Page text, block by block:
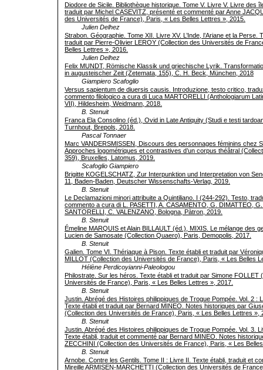
Diodore de Sicile. Bibliothèque historique. Tome V. Livre V. Livre des
traduit par Michel CASEVITZ, présenté et commenté par Anne
des Universités de France), Paris, « Les Belles Lettres », 2015.
Julien Delhez
Strabon. Géographie. Tome XII. Livre XV. L’Inde, l’Ariane et la Perse.
traduit par Pierre-Olivier LEROY (Collection des Universités de
Belles Lettres », 2016.
Julien Delhez
Felix MUNDT, Römische Klassik und griechische Lyrik.
in augusteischer Zeit (Zetemata, 155), C. H. Beck, München, 2018
Giampiero Scafoglio
Versus sapientum de diuersis causis. Introduzione, testo critico,
commento filologico a cura di Luca MARTORELLI (Anthologiarum
VII), Hildesheim, Weidmann, 2018.
B. Stenuit
Franca Ela Consolino (éd.), Ovid in Late Antiquity (Studi e testi
Turnhout, Brepols, 2018.
Pascal Tonnaer
Marc VANDERSMISSEN, Discours des personnages féminins chez
Approches logométriques et contrastives d’un corpus théâtral
359), Bruxelles, Latomus, 2019.
Scafoglio Giampiero
Brigitte KOGELSCHATZ, Zur Interpunktion und Interpretation von
11, Baden-Baden, Deutscher Wissenschafts-Verlag, 2019.
B. Stenuit
Le Declamazioni minori attribuite a Quintiliano. I (244-292). Testo,
commento a cura di L. PASETTI, A. CASAMENTO, G. DIMATTEO,
SANTORELLI, C. VALENZANO, Bologna, Pàtron, 2019.
B. Stenuit
Émeline MARQUIS et Alain BILLAULT (éd.), MIXIS. Le mélange des
Lucien de Samosate (Collection Quaero), Paris, Demopolis, 2017.
B. Stenuit
Galien. Tome VI. Thériaque à Pison. Texte établi et traduit par
MILLOT (Collection des Universités de France), Paris, « Les Belles
Hélène Perdicoyianni-Paleologou
Philostrate. Sur les héros. Texte établi et traduit par Simone FOLLET
Universités de France), Paris, « Les Belles Lettres », 2017.
B. Stenuit
Justin. Abrégé des Histoires philippiques de Trogue Pompée. Vol. 2 :
Texte établi et traduit par Bernard MINEO. Notes historiques par
(Collection des Universités de France), Paris, « Les Belles Lettres »,
B. Stenuit
Justin. Abrégé des Histoires philippiques de Trogue Pompée. Vol. 3.
Texte établi, traduit et commenté par Bernard MINEO. Notes
ZECCHINI (Collection des Universités de France), Paris, « Les
B. Stenuit
Arnobe. Contre les Gentils. Tome II : Livre II. Texte établi, traduit et
Mireille ARMISEN-MARCHETTI (Collection des Universités de